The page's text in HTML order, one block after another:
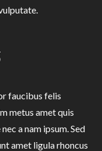
faucibus felis
metus amet quis
a nam ipsum. Sed
amet ligula rhoncus